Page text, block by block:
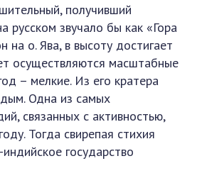
получивший
русском звучало бы как «Гора
на о. Ява, в высоту достигает
осуществляются масштабные
– мелкие. Из его кратера
Одна из самых
связанных с активностью,
Тогда свирепая стихия
государство